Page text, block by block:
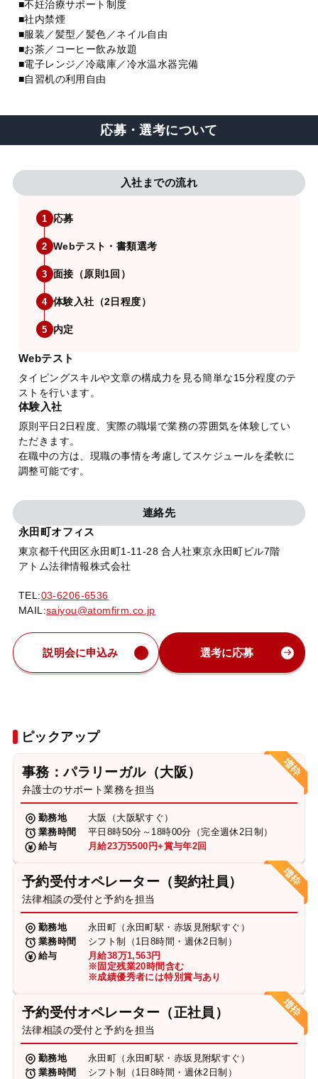
■不妊治療サポート制度
■社内禁煙
■服装／髪型／髪色／ネイル自由
■お茶／コーヒー飲み放題
■電子レンジ／冷蔵庫／冷水温水器完備
■自習机の利用自由
応募・選考について
入社までの流れ
1 応募
2 Webテスト・書類選考
3 面接（原則1回）
4 体験入社（2日程度）
5 内定
Webテスト
タイピングスキルや文章の構成力を見る簡単な15分程度のテ
ストを行います。
体験入社
原則平日2日程度、実際の職場で業務の雰囲気を体験してい
ただきます。
在職中の方は、現職の事情を考慮してスケジュールを柔軟に
調整可能です。
連絡先
永田町オフィス
東京都千代田区永田町1-11-28 合人社東京永田町ビル7階
アトム法律情報株式会社
TEL:03-6206-6536
MAIL:saiyou@atomfirm.co.jp
説明会に申込み 選考に応募
ピックアップ
事務：パラリーガル（大阪）
弁護士のサポート業務を担当
勤務地
大阪（大阪駅すぐ）
業務時間
平日8時50分～18時00分（完全週休2日制）
給与
月給23万5500円+賞与年2回
予約受付オペレーター（契約社員）
法律相談の受付と予約を担当
勤務地
永田町（永田町駅・赤坂見附駅すぐ）
業務時間
シフト制（1日8時間・週休2日制）
給与
月給38万1,563円
※固定残業20時間含む
※成績優秀者には特別賞与あり
予約受付オペレーター（正社員）
法律相談の受付と予約を担当
勤務地
永田町（永田町駅・赤坂見附駅すぐ）
業務時間
シフト制（1日8時間・週休2日制）